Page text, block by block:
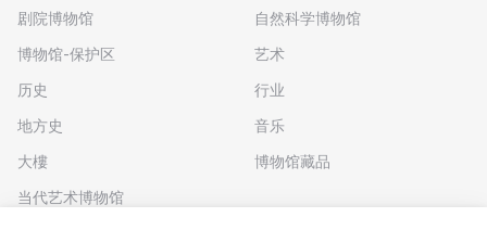
剧院博物馆
博物馆-保护区
历史
地方史
大樓
当代艺术博物馆
自然科学博物馆
艺术
行业
音乐
博物馆藏品